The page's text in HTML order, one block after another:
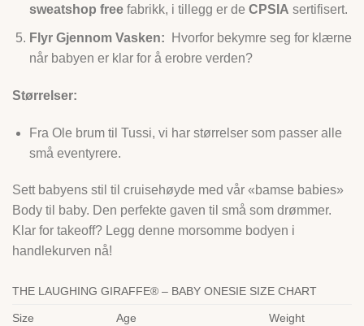
sweatshop freefabrikk, i tillegg er de CPSIA sertifisert.
Flyr Gjennom Vasken: Hvorfor bekymre seg for klærne
når babyen er klar for å erobre verden?
Størrelser:
Fra Ole brum til Tussi, vi har størrelser som passer alle
små eventyrere.
Sett babyens stil til cruisehøyde med vår «bamse babies»
Body til baby. Den perfekte gaven til små som drømmer.
Klar for takeoff? Legg denne morsomme bodyen i
handlekurven nå!
THE LAUGHING GIRAFFE® – BABY ONESIE SIZE CHART
Size Age Weight